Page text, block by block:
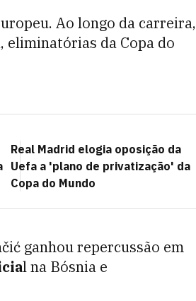
Ao longo da carreira,
eliminatórias da Copa do
Real Madrid elogia oposição da
Uefa a 'plano de privatização' da
Copa do Mundo
ganhou repercussão em
l na Bósnia e